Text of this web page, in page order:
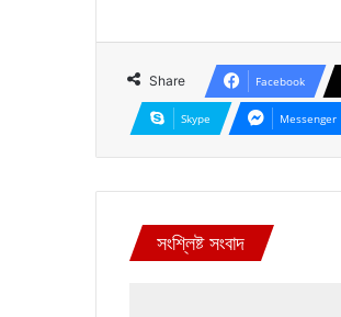
Share Facebook
Skype Messenger
সংশ্লিষ্ট সংবাদ